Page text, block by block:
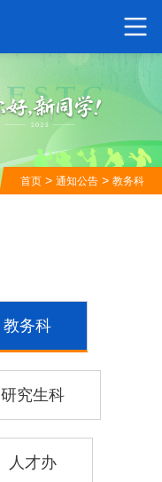
首页 > 通知公告 > 教务科
教务科
研究生科
人才办